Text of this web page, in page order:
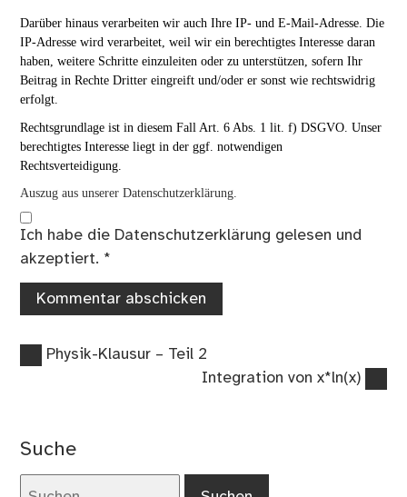
Darüber hinaus verarbeiten wir auch Ihre IP- und E-Mail-Adresse. Die
IP-Adresse wird verarbeitet, weil wir ein berechtigtes Interesse daran
haben, weitere Schritte einzuleiten oder zu unterstützen, sofern Ihr
Beitrag in Rechte Dritter eingreift und/oder er sonst wie rechtswidrig
erfolgt.
Rechtsgrundlage ist in diesem Fall Art. 6 Abs. 1 lit. f) DSGVO. Unser
berechtigtes Interesse liegt in der ggf. notwendigen
Rechtsverteidigung.
Auszug aus unserer Datenschutzerklärung.
Ich habe die Datenschutzerklärung gelesen und
akzeptiert. *
Beitragsnavigation
Vorheriger
Physik-Klausur – Teil 2
Nächster
Integration von x*ln(x)
Suche